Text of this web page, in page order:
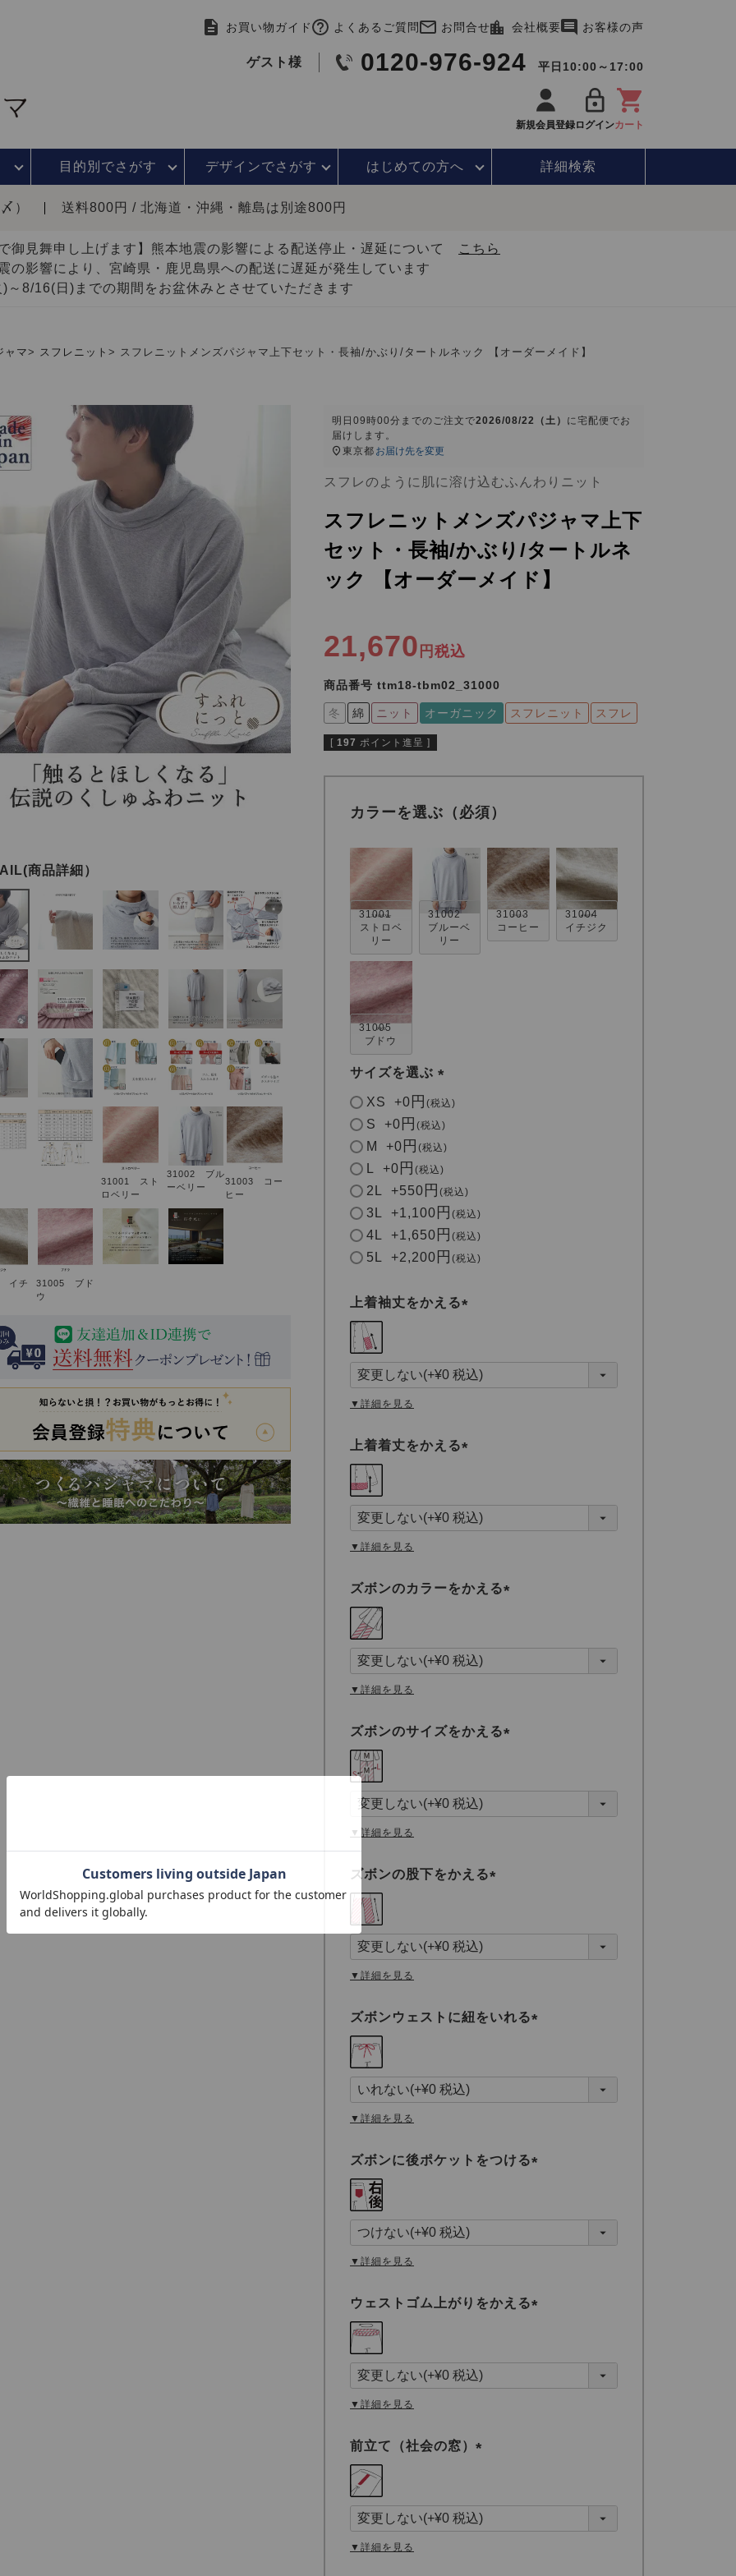
お買い物ガイド よくあるご質問 お問合せ 会社概要 お客様の声
ゲスト様 0120-976-924 平日10:00～17:00
新規会員登録ログインカート
目的別でさがす デザインでさがす はじめての方へ 詳細検索
） 送料800円 / 北海道・沖縄・離島は別途800円
御見舞申し上げます】熊本地震の影響による配送停止・遅延について
こちら
の影響により、宮崎県・鹿児島県への配送に遅延が発生しています
～8/16(日)までの期間をお盆休みとさせていただきます
マ スフレニット スフレニットメンズパジャマ上下セット・長袖/かぶり/タートルネック 【オーダーメイド】
31001 スト
ロベリー
31002 ブル
ーベリー
31003 コー
ヒー
イチ
31005 ブド
ウ
明日 09時00分 までのご注文で2026/08/22（土） に宅配便 でお
届けします。
東京都 お届け先を変更
スフレのように肌に溶け込むふんわりニット
スフレニットメンズパジャマ上下
セット・長袖/かぶり/タートルネ
ック 【オーダーメイド】
21,670 税込
商品番号 ttm18-tbm02_31000
冬 綿 ニット オーガニック スフレニット スフレ
[ 197 ポイント進呈 ]
カラーを選ぶ（必須）
31001
ストロベ
リー
31002
ブルーベ
リー
31003
コーヒー
31004
イチジク
31005
ブドウ
サイズを選ぶ
(
)
XS +0 税込
S +0 税込
M +0 税込
L +0 税込
2L +550 税込
3L +1,100 税込
4L +1,650 税込
5L +2,200 税込
上着袖丈をかえる
須
)
▼詳細を見る
上着着丈をかえる
須
)
▼詳細を見る
ズボンのカラーをかえる
須
)
▼詳細を見る
ズボンのサイズをかえる
須
)
▼詳細を見る
ズボンの股下をかえる
須
)
▼詳細を見る
ズボンウェストに紐をいれる
須
)
▼詳細を見る
ズボンに後ポケットをつける
須
)
▼詳細を見る
ウェストゴム上がりをかえる
須
)
▼詳細を見る
前立て（社会の窓）
須
)
▼詳細を見る